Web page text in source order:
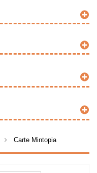
> Carte Mintopia